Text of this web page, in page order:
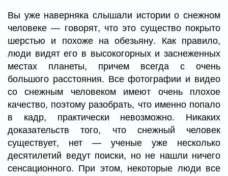
Вы уже наверняка слышали истории о снежном
человеке — говорят, что это существо покрыто
шерстью и похоже на обезьяну. Как правило,
люди видят его в высокогорных и заснеженных
местах планеты, причем всегда с очень
большого расстояния. Все фотографии и видео
со снежным человеком имеют очень плохое
качество, поэтому разобрать, что именно попало
в кадр, практически невозможно. Никаких
доказательств того, что снежный человек
существует, нет — ученые уже несколько
десятилетий ведут поиски, но не нашли ничего
сенсационного. При этом, некоторые люди все